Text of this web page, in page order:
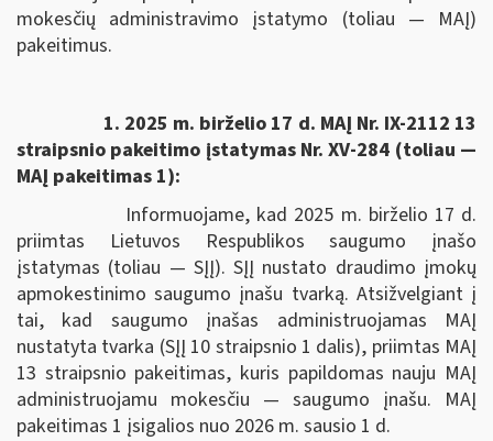
mokesčių administravimo įstatymo (toliau — MAĮ)
pakeitimus.
1. 2025 m. birželio 17 d. MAĮ Nr. IX-2112 13
straipsnio pakeitimo įstatymas Nr. XV-284 (toliau —
MAĮ pakeitimas 1):
Informuojame, kad 2025 m. birželio 17 d.
priimtas Lietuvos Respublikos saugumo įnašo
įstatymas (toliau — SĮĮ). SĮĮ nustato draudimo įmokų
apmokestinimo saugumo įnašu tvarką. Atsižvelgiant į
tai, kad saugumo įnašas administruojamas MAĮ
nustatyta tvarka (SĮĮ 10 straipsnio 1 dalis), priimtas MAĮ
13 straipsnio pakeitimas, kuris papildomas nauju MAĮ
administruojamu mokesčiu — saugumo įnašu. MAĮ
pakeitimas 1 įsigalios nuo 2026 m. sausio 1 d.